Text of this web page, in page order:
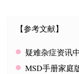
【参考文献】
疑难杂症资讯
MSD手册家庭